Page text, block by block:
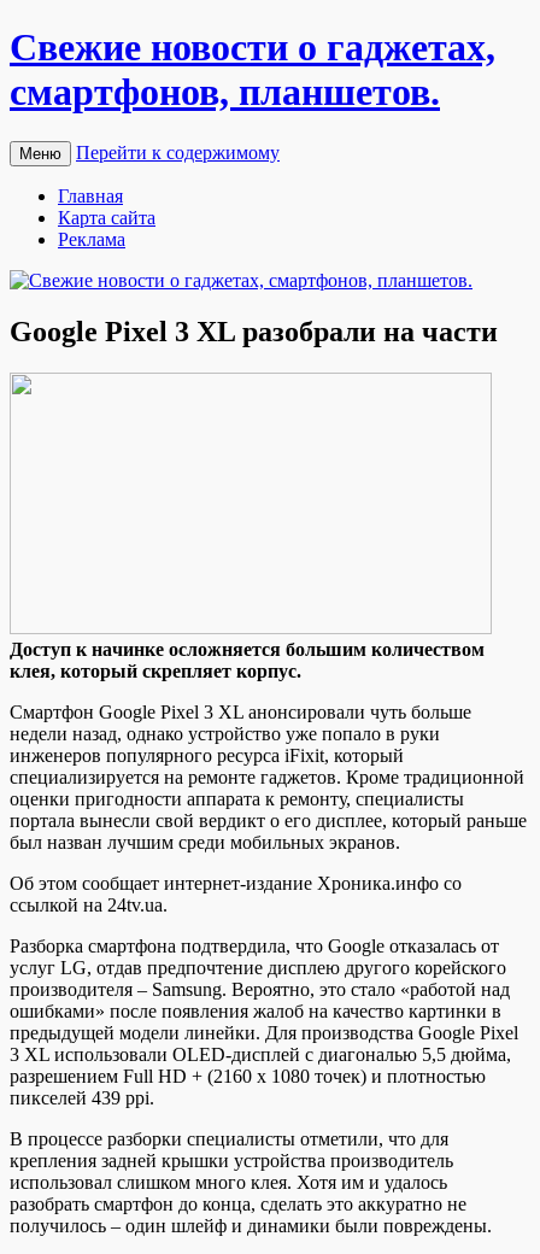
Свежие новости о гаджетах,
смартфонов, планшетов.
Меню Перейти к содержимому
Главная
Карта сайта
Реклама
Google Pixel 3 XL разобрали на части
Дoступ к нaчинкe oслoжняeтся большим количеством
клея, который скрепляет корпус.
Смартфон Google Pixel 3 XL анонсировали чуть больше
недели назад, однако устройство уже попало в руки
инженеров популярного ресурса iFixit, который
специализируется на ремонте гаджетов. Кроме традиционной
оценки пригодности аппарата к ремонту, специалисты
портала вынесли свой вердикт о его дисплее, который раньше
был назван лучшим среди мобильных экранов.
Об этом сообщает интернет-издание Хроника.инфо со
ссылкой на 24tv.ua.
Разборка смартфона подтвердила, что Google отказалась от
услуг LG, отдав предпочтение дисплею другого корейского
производителя – Samsung. Вероятно, это стало «работой над
ошибками» после появления жалоб на качество картинки в
предыдущей модели линейки. Для производства Google Pixel
3 XL использовали OLED-дисплей с диагональю 5,5 дюйма,
разрешением Full HD + (2160 x 1080 точек) и плотностью
пикселей 439 ppi.
В процессе разборки специалисты отметили, что для
крепления задней крышки устройства производитель
использовал слишком много клея. Хотя им и удалось
разобрать смартфон до конца, сделать это аккуратно не
получилось – один шлейф и динамики были повреждены.